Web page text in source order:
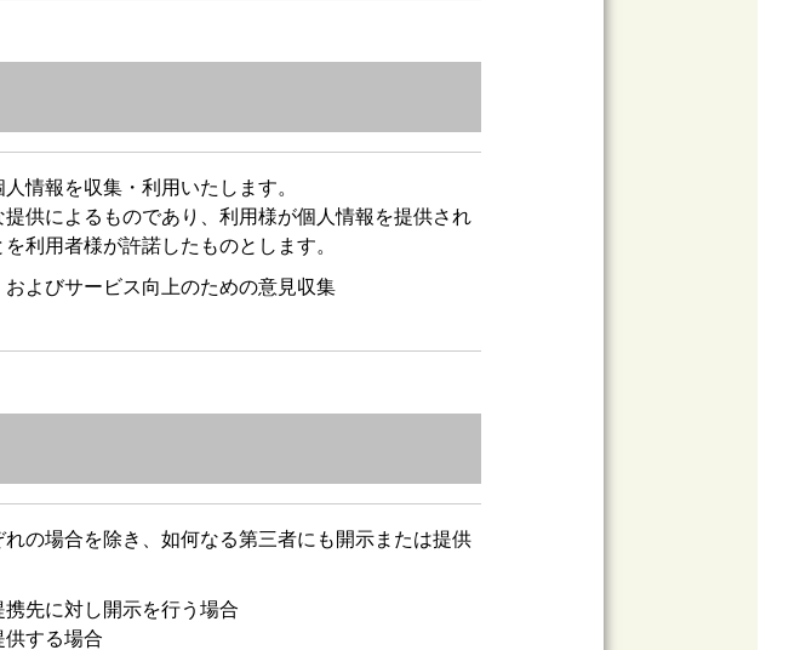
情報を収集・利用いたします。
供によるものであり、利用様が個人情報を提供され
利用者様が許諾したものとします。
よびサービス向上のための意見収集
の場合を除き、如何なる第三者にも開示または提供
先に対し開示を行う場合
供する場合